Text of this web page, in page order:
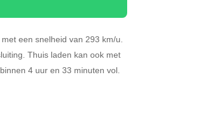
met een snelheid van 293 km/u.
Thuis laden kan ook met
4 uur en 33 minuten vol.